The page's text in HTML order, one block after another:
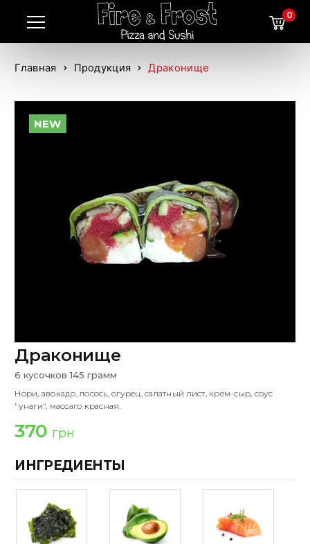
0
Главная Продукция Драконище
NEW
Драконище
6 кусочков 145 грамм
Нори, авокадо, лосось, огурец, салатный лист, крем-сыр, соус
"унаги", массаго красная.
370 грн
ИНГРЕДИЕНТЫ